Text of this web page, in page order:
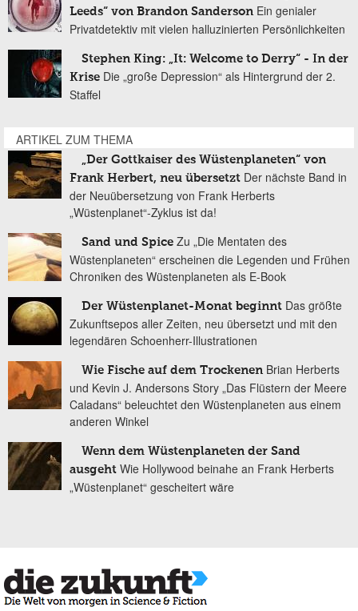
Leeds“ von Brandon Sanderson Ein genialer
Privatdetektiv mit vielen halluzinierten Persönlichkeiten
Stephen King: „It: Welcome to Derry“ - In der
Krise Die „große Depression“ als Hintergrund der 2.
Staffel
ARTIKEL ZUM THEMA
„Der Gottkaiser des Wüstenplaneten“ von
Frank Herbert, neu übersetzt Der nächste Band in
der Neuübersetzung von Frank Herberts
„Wüstenplanet“-Zyklus ist da!
Sand und Spice Zu „Die Mentaten des
Wüstenplaneten“ erscheinen die Legenden und Frühen
Chroniken des Wüstenplaneten als E-Book
Der Wüstenplanet-Monat beginnt Das größte
Zukunftsepos aller Zeiten, neu übersetzt und mit den
legendären Schoenherr-Illustrationen
Wie Fische auf dem Trockenen Brian Herberts
und Kevin J. Andersons Story „Das Flüstern der Meere
Caladans“ beleuchtet den Wüstenplaneten aus einem
anderen Winkel
Wenn dem Wüstenplaneten der Sand
ausgeht Wie Hollywood beinahe an Frank Herberts
„Wüstenplanet“ gescheitert wäre